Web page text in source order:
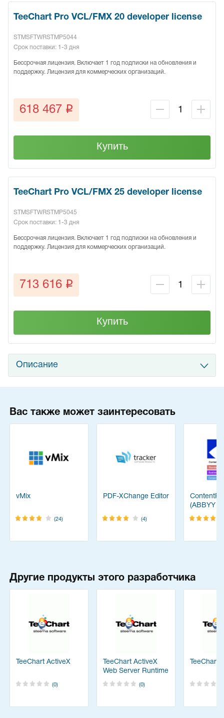
TeeChart Pro VCL/FMX 20 developer license
STMSFTWRSTMP5044
Срок поставки: 1-3 дня
Бессрочная лицензия. Включает 1 год подписки на обновления и
поддержку. Лицензия для коммерческих организаций.
618 467 q
Купить
TeeChart Pro VCL/FMX 25 developer license
STMSFTWRSTMP5045
Срок поставки: 1-3 дня
Бессрочная лицензия. Включает 1 год подписки на обновления и
поддержку. Лицензия для коммерческих организаций.
713 616 q
Купить
Описание
Вас также может заинтересовать
vMix
(24)
PDF-XChange Editor
(4)
(ABBYY
Другие продукты этого разработчика
TeeChart ActiveX
(0)
TeeChart ActiveX
Web Server Runtime
(0)
TeeChart